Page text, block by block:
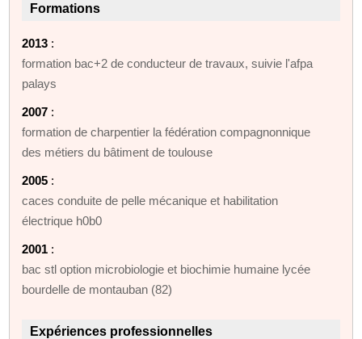
Formations
2013 :
formation bac+2 de conducteur de travaux, suivie l'afpa
palays
2007 :
formation de charpentier la fédération compagnonnique
des métiers du bâtiment de toulouse
2005 :
caces conduite de pelle mécanique et habilitation
électrique h0b0
2001 :
bac stl option microbiologie et biochimie humaine lycée
bourdelle de montauban (82)
Expériences professionnelles